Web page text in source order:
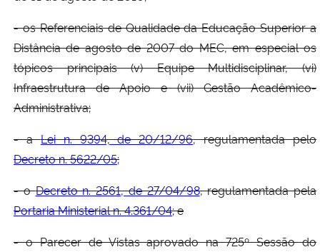
- os Referenciais de Qualidade da Educação Superior a
Distância de agosto de 2007 do MEC, em especial os
tópicos principais (v) Equipe Multidisciplinar, (vi)
Infraestrutura de Apoio e (vii) Gestão Acadêmico-
Administrativa;
- aLei n. 9394, de 20/12/96, regulamentada pelo
Decreto n. 5622/05;
- oDecreto n. 2561, de 27/04/98, regulamentada pela
Portaria Ministerial n. 4.361/04; e
- o Parecer de Vistas aprovado na 725º Sessão do